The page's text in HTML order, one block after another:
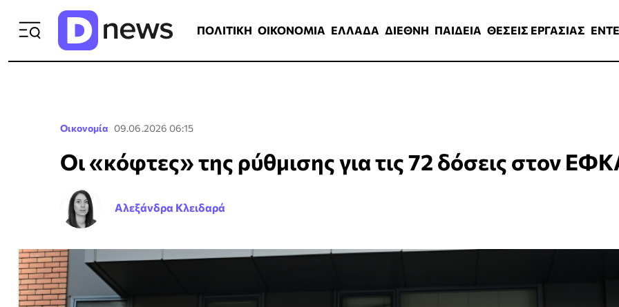
ΠΟΛΙΤΙΚΗ ΟΙΚΟΝΟΜΙΑ ΕΛΛΑΔΑ ΔΙΕΘΝΗ ΠΑΙΔΕΙΑ ΘΕΣΕΙΣ ΕΡΓΑΣΙΑΣ
Οικονομία 09.06.2026 06:15
Οι «κόφτες» της ρύθμισης για τις 72 δόσεις στον
Αλεξάνδρα Κλειδαρά